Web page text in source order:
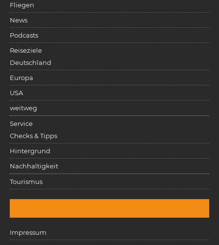
Fliegen
News
Podcasts
Reiseziele
Deutschland
Europa
USA
weitweg
Service
Checks & Tipps
Hintergrund
Nachhaltigkeit
Tourismus
Impressum